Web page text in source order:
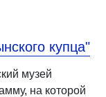
купца"
музей
на которой